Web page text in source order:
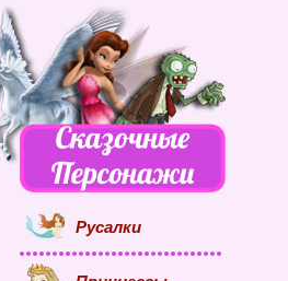
Русалки